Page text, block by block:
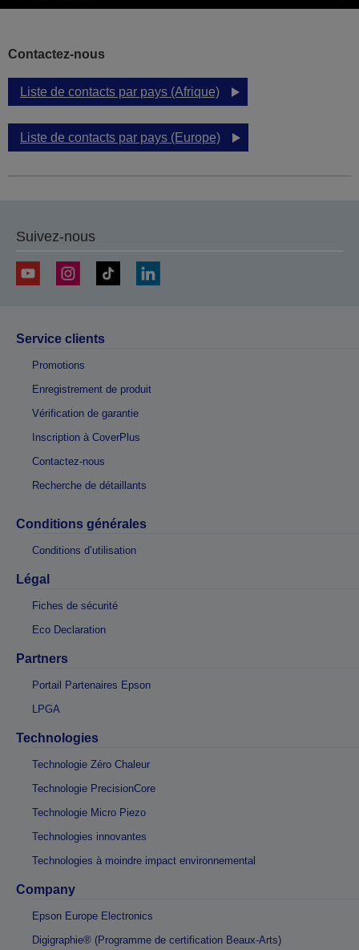
Contactez-nous
Liste de contacts par pays (Afrique)
Liste de contacts par pays (Europe)
Suivez-nous
Service clients
Promotions
Enregistrement de produit
Vérification de garantie
Inscription à CoverPlus
Contactez-nous
Recherche de détaillants
Conditions générales
Conditions d’utilisation
Légal
Fiches de sécurité
Eco Declaration
Partners
Portail Partenaires Epson
LPGA
Technologies
Technologie Zéro Chaleur
Technologie PrecisionCore
Technologie Micro Piezo
Technologies innovantes
Technologies à moindre impact environnemental
Company
Epson Europe Electronics
Digigraphie® (Programme de certification Beaux-Arts)